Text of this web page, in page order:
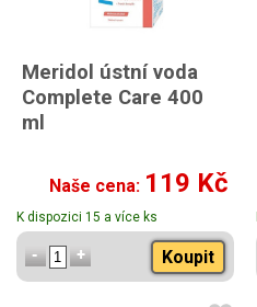
Meridol ústní voda
Complete Care 400
ml
Naše cena: 119 Kč
K dispozici 15 a více ks
Koupit